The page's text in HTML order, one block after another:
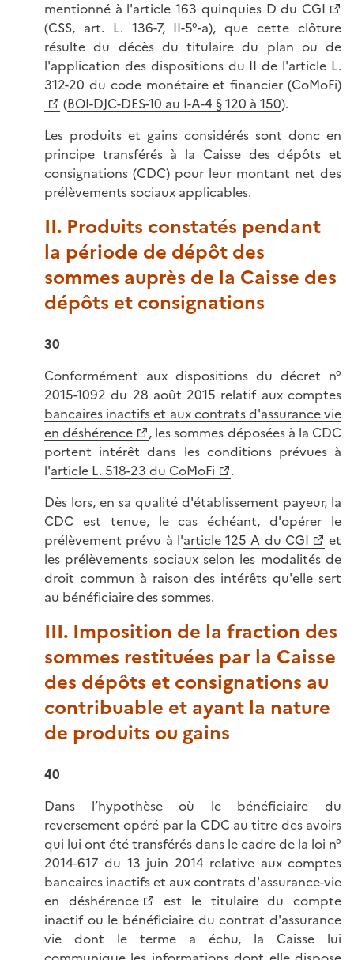
mentionné à l'article 163 quinquies D du CGI
(CSS, art. L. 136-7, II-5°-a), que cette clôture
résulte du décès du titulaire du plan ou de
l'application des dispositions du II de l'article L.
312-20 du code monétaire et financier (CoMoFi)
(BOI-DJC-DES-10 au I-A-4 § 120 à 150).
Les produits et gains considérés sont donc en
principe transférés à la Caisse des dépôts et
consignations (CDC) pour leur montant net des
prélèvements sociaux applicables.
II. Produits constatés pendant
la période de dépôt des
sommes auprès de la Caisse des
dépôts et consignations
30
Conformément aux dispositions du décret n°
2015-1092 du 28 août 2015 relatif aux comptes
bancaires inactifs et aux contrats d'assurance vie
en déshérence
, les sommes déposées à la CDC
portent intérêt dans les conditions prévues à
l'article L. 518-23 du CoMoFi
.
Dès lors, en sa qualité d'établissement payeur, la
CDC est tenue, le cas échéant, d'opérer le
prélèvement prévu à l'article 125 A du CGI
et
les prélèvements sociaux selon les modalités de
droit commun à raison des intérêts qu'elle sert
au bénéficiaire des sommes.
III. Imposition de la fraction des
sommes restituées par la Caisse
des dépôts et consignations au
contribuable et ayant la nature
de produits ou gains
40
Dans l’hypothèse où le bénéficiaire du
reversement opéré par la CDC au titre des avoirs
qui lui ont été transférés dans le cadre de la loi n°
2014-617 du 13 juin 2014 relative aux comptes
bancaires inactifs et aux contrats d'assurance-vie
en déshérence
est le titulaire du compte
inactif ou le bénéficiaire du contrat d'assurance
vie dont le terme a échu, la Caisse lui